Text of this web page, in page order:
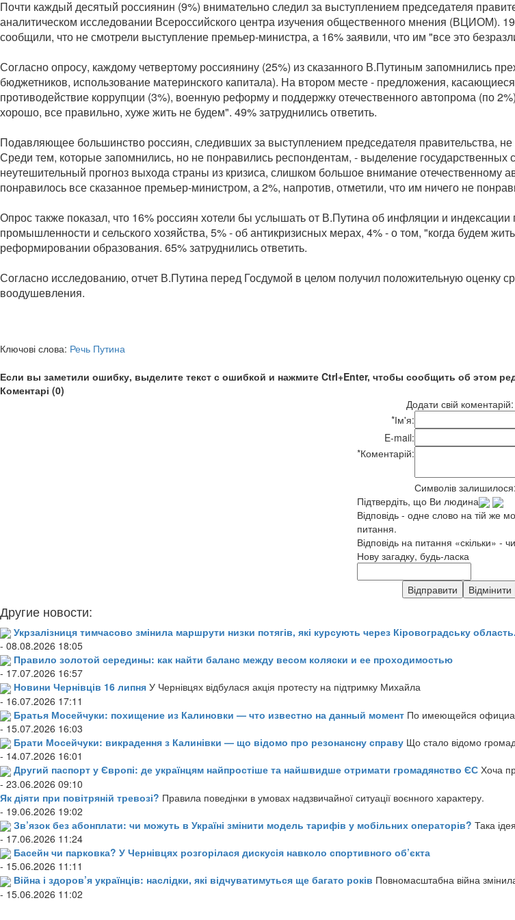
Почти каждый десятый россиянин (9%) внимательно следил за выступлением председателя
аналитическом исследовании Всероссийского центра изучения общественного мнения (ВЦИОМ).
сообщили, что не смотрели выступление премьер-министра, а 16% заявили, что им "все это
Согласно опросу, каждому четвертому россиянину (25%) из сказанного В.Путиным запомнились
бюджетников, использование материнского капитала). На втором месте - предложения,
противодействие коррупции (3%), военную реформу и поддержку отечественного автопрома (по
хорошо, все правильно, хуже жить не будем". 49% затруднились ответить.
Подавляющее большинство россиян, следивших за выступлением председателя правительства,
Среди тем, которые запомнились, но не понравились респондентам, - выделение
неутешительный прогноз выхода страны из кризиса, слишком большое внимание отечественному
понравилось все сказанное премьер-министром, а 2%, напротив, отметили, что им ничего не
Опрос также показал, что 16% россиян хотели бы услышать от В.Путина об инфляции и
промышленности и сельского хозяйства, 5% - об антикризисных мерах, 4% - о том, "когда будем
реформировании образования. 65% затруднились ответить.
Согласно исследованию, отчет В.Путина перед Госдумой в целом получил положительную оценку
воодушевления.
Ключові слова: Речь Путина
Если вы заметили ошибку, выделите текст с ошибкой и нажмите Ctrl+Enter, чтобы сообщить об этом
Коментарі (0)
Додати свій коментарій:
*Ім'я:
E-mail:
*Коментарій:
Символів залишилося:
Підтвердіть, що Ви людина
Відповідь - одне слово на тій же
питання.
Відповідь на питання «скільки» -
Нову загадку, будь-ласка
Другие новости:
Укрзалізниця тимчасово змінила маршрути низки потягів, які курсують через Кіровоградську область.
- 08.08.2026 18:05
Правило золотой середины: как найти баланс между весом коляски и ее проходимостью
- 17.07.2026 16:57
Новини Чернівців 16 липня У Чернівцях відбулася акція протесту на підтримку Михайла
- 16.07.2026 17:11
Братья Мосейчуки: похищение из Калиновки — что известно на данный момент По имеющейся
- 15.07.2026 16:03
Брати Мосейчуки: викрадення з Калинівки — що відомо про резонансну справу Що стало відомо
- 14.07.2026 16:01
Другий паспорт у Європі: де українцям найпростіше та найшвидше отримати громадянство ЄС Хоча
- 23.06.2026 09:10
Як діяти при повітряній тревозі? Правила поведінки в умовах надзвичайної ситуації воєнного характеру.
- 19.06.2026 19:02
Зв’язок без абонплати: чи можуть в Україні змінити модель тарифів у мобільних операторів? Така
- 17.06.2026 11:24
Басейн чи парковка? У Чернівцях розгорілася дискусія навколо спортивного об’єкта
- 15.06.2026 11:11
Війна і здоров’я українців: наслідки, які відчуватимуться ще багато років Повномасштабна війна
- 15.06.2026 11:02